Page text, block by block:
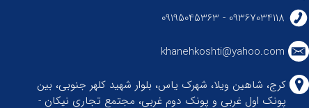
09367034118 - 09195045363
khanehkoshti@yahoo.com
کرج، شاهین ویلا، شهرک یاس، بلوار شهید کلهر جنوبی، بین
پونک اول غربی و پونک دوم غربی، مجتمع تجاری نیکان -